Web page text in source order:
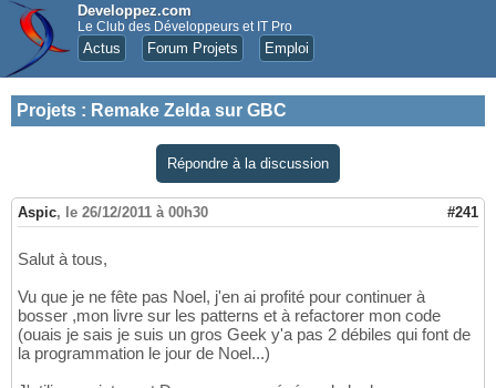
Developpez.com
Le Club des Développeurs et IT Pro
Actus Forum Projets Emploi
Projets : Remake Zelda sur GBC
Répondre à la discussion
Aspic, le 26/12/2011 à 00h30 #241
Salut à tous,
Vu que je ne fête pas Noel, j'en ai profité pour continuer à
bosser ,mon livre sur les patterns et à refactorer mon code
(ouais je sais je suis un gros Geek y'a pas 2 débiles qui font de
la programmation le jour de Noel...)